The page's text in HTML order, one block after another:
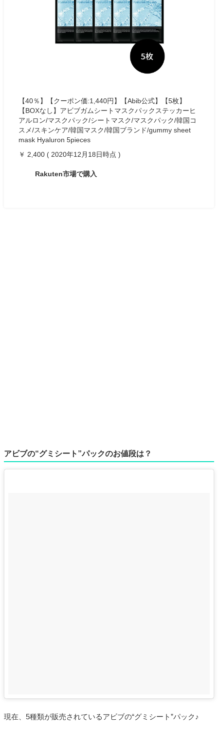
【40％】【クーポン価:1,440円】【Abib公式】【5枚】
【BOXなし】アビブガムシートマスクパックステッカーヒ
アルロン/マスクパック/シートマスク/マスクパック/韓国コ
スメ/スキンケア/韓国マスク/韓国ブランド/gummy sheet
mask Hyaluron 5pieces
￥ 2,400 ( 2020年12月18日時点 )
Rakuten市場で購入
アビブの“グミシート”パックのお値段は？
現在、5種類が販売されているアビブの“グミシート”パック♪